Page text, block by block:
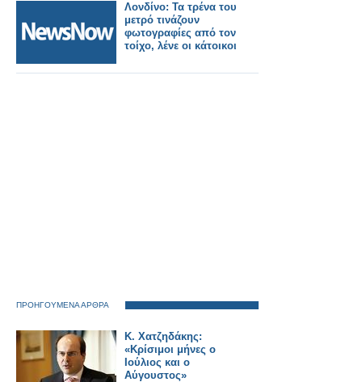
Λονδίνο: Τα τρένα του
μετρό τινάζουν
φωτογραφίες από τον
τοίχο, λένε οι κάτοικοι
ΠΡΟΗΓΟΥΜΕΝΑ ΑΡΘΡΑ
Κ. Χατζηδάκης:
«Κρίσιμοι μήνες ο
Ιούλιος και ο
Αύγουστος»